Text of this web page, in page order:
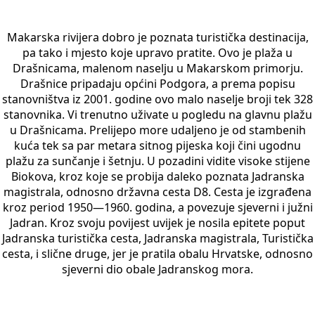
Makarska rivijera dobro je poznata turistička destinacija,
pa tako i mjesto koje upravo pratite. Ovo je plaža u
Drašnicama, malenom naselju u Makarskom primorju.
Drašnice pripadaju općini Podgora, a prema popisu
stanovništva iz 2001. godine ovo malo naselje broji tek 328
stanovnika. Vi trenutno uživate u pogledu na glavnu plažu
u Drašnicama. Prelijepo more udaljeno je od stambenih
kuća tek sa par metara sitnog pijeska koji čini ugodnu
plažu za sunčanje i šetnju. U pozadini vidite visoke stijene
Biokova, kroz koje se probija daleko poznata Jadranska
magistrala, odnosno državna cesta D8. Cesta je izgrađena
kroz period 1950—1960. godina, a povezuje sjeverni i južni
Jadran. Kroz svoju povijest uvijek je nosila epitete poput
Jadranska turistička cesta, Jadranska magistrala, Turistička
cesta, i slične druge, jer je pratila obalu Hrvatske, odnosno
sjeverni dio obale Jadranskog mora.